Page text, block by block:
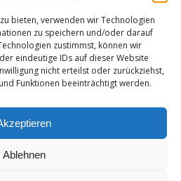
bieten, verwenden wir Technologien
zu speichern und/oder darauf
zustimmst, können wir
eindeutige IDs auf dieser Website
nicht erteilst oder zurückziehst,
Funktionen beeinträchtigt werden.
Ablehnen
Breitfurt e.V.